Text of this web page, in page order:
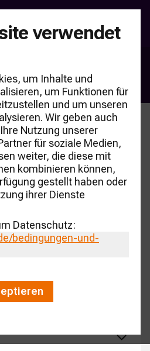
verwendet
um Inhalte und
um Funktionen für
und um unseren
Wir geben auch
Nutzung unserer
für soziale Medien,
weiter, die diese mit
kombinieren können,
gestellt haben oder
ihrer Dienste
Datenschutz:
bedingungen-und-